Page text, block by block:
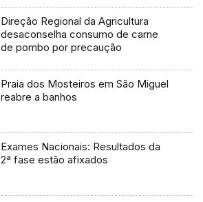
Direção Regional da Agricultura
desaconselha consumo de carne
de pombo por precaução
Praia dos Mosteiros em São Miguel
reabre a banhos
Exames Nacionais: Resultados da
2ª fase estão afixados